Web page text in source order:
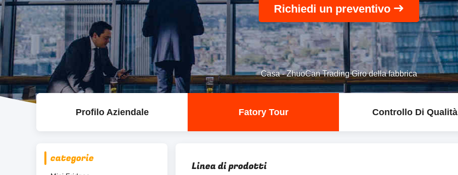
Richiedi un preventivo
Casa-ZhuoCan Trading Giro della fabbrica
Profilo Aziendale Fatory Tour Controllo Di Qualità
categorie
Linea di prodotti